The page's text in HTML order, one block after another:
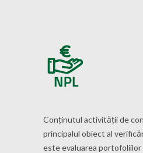
Conținutul activității de
principalul obiect al
este evaluarea